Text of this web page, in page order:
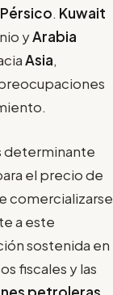
. Kuwait
yArabia
Asia,
determinante
el precio de
comercializarse
a este
sostenida en
fiscales y las